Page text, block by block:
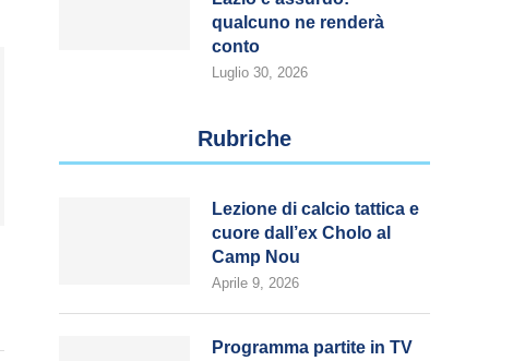
qualcuno ne renderà
conto
Luglio 30, 2026
Rubriche
Lezione di calcio tattica e
cuore dall’ex Cholo al
Camp Nou
Aprile 9, 2026
Programma partite in TV